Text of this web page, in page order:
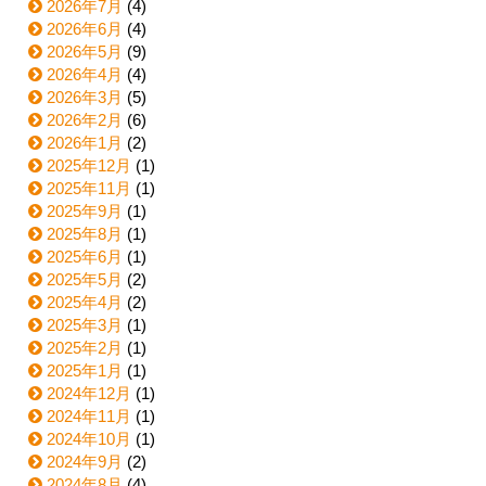
2026年7月 (4)
2026年6月 (4)
2026年5月 (9)
2026年4月 (4)
2026年3月 (5)
2026年2月 (6)
2026年1月 (2)
2025年12月 (1)
2025年11月 (1)
2025年9月 (1)
2025年8月 (1)
2025年6月 (1)
2025年5月 (2)
2025年4月 (2)
2025年3月 (1)
2025年2月 (1)
2025年1月 (1)
2024年12月 (1)
2024年11月 (1)
2024年10月 (1)
2024年9月 (2)